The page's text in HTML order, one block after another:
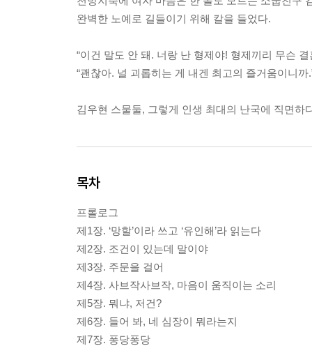
완벽한 노예로 길들이기 위해 칼을 들었다.
“이건 말도 안 돼. 너랑 난 형제야! 형제끼리 무슨 결
“괜찮아. 널 괴롭히는 게 내겐 최고의 즐거움이니까
김우현 스물둘, 그렇게 인생 최대의 난국에 직면하
목차
프롤로그
제1장. ‘망할’이라 쓰고 ‘유인해’라 읽는다
제2장. 조건이 있는데 말이야
제3장. 주문을 걸어
제4장. 사브작사브작, 마음이 움직이는 소리
제5장. 뭐냐, 저건?
제6장. 들어 봐, 네 심장이 뭐라는지
제7장. 퐁당퐁당